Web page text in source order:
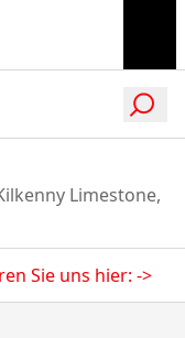
Limestone,
Sie uns hier: ->